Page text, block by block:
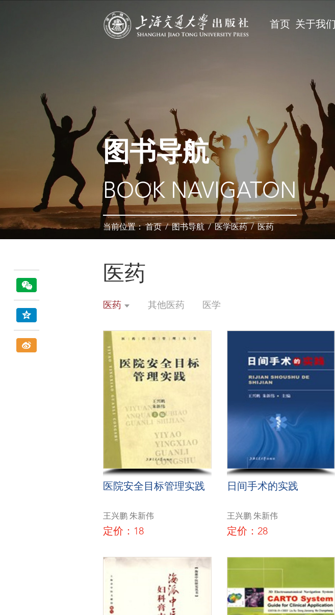
首页 关于我们
图书导航
BOOK NAVIGATON
当前位置：首页/图书导航 / 医学医药 / 医药
医药
医药 其他医药 医学
医院安全目标管理实践
王兴鹏 朱新伟
定价：18
日间手术的实践
王兴鹏 朱新伟
定价：28